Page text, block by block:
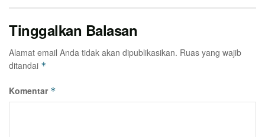
Tinggalkan Balasan
Alamat email Anda tidak akan dipublikasikan. Ruas yang wajib
ditandai *
Komentar *